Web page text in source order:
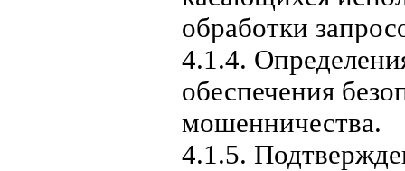
обработки
4.1.4.
обеспечения
мошенничества.
4.1.5.